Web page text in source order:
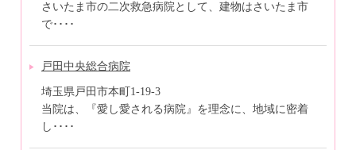
さいたま市の二次救急病院として、建物はさいたま市
で････
戸田中央総合病院
埼玉県戸田市本町1-19-3
当院は、『愛し愛される病院』を理念に、地域に密着
し････